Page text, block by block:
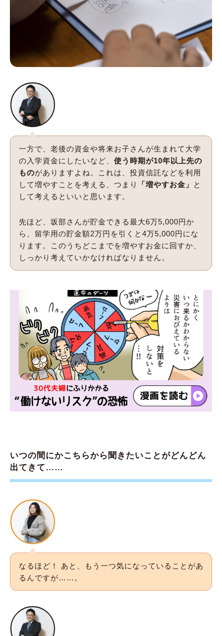
一方で、老後の資金や将来お子さんが生まれて大学
の入学資金にしたいなど、 使う時期が10年以上先の
ものがありますよね。これは、投資信託などを利用
して増やすことを考える、つまり
「増やすお金」
と
して考えるといいと思います。
先ほど、坂部さんが貯金できる最大6万5,000円か
ら、留学用の貯金額2万円を引くと4万5,000円にな
ります。このうちどこまでを増やすお金に回すか、
しっかり考えていかなければなりません。
いつの間にかこちらから聞きたいことがどんどん
出てきて……
なるほど！ あと、もう一つ気になっていることがあ
るんですが……。